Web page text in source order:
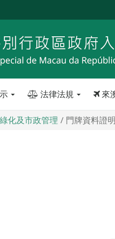
法律法規 來
化及市政管理 門牌資料證